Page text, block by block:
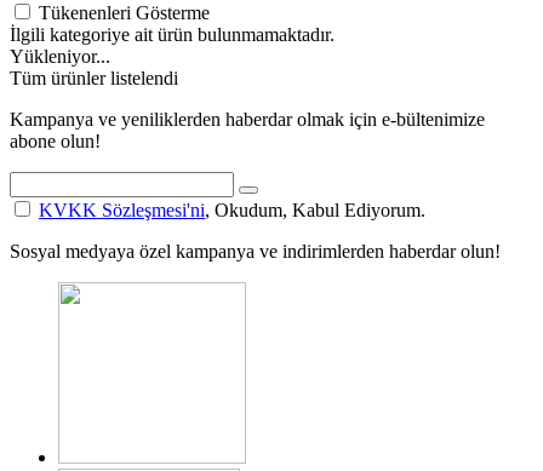
Tükenenleri Gösterme
İlgili kategoriye ait ürün bulunmamaktadır.
Yükleniyor...
Tüm ürünler listelendi
Kampanya ve yeniliklerden haberdar olmak için e-bültenimize
abone olun!
KVKK Sözleşmesi'ni, Okudum, Kabul Ediyorum.
Sosyal medyaya özel kampanya ve indirimlerden haberdar olun!